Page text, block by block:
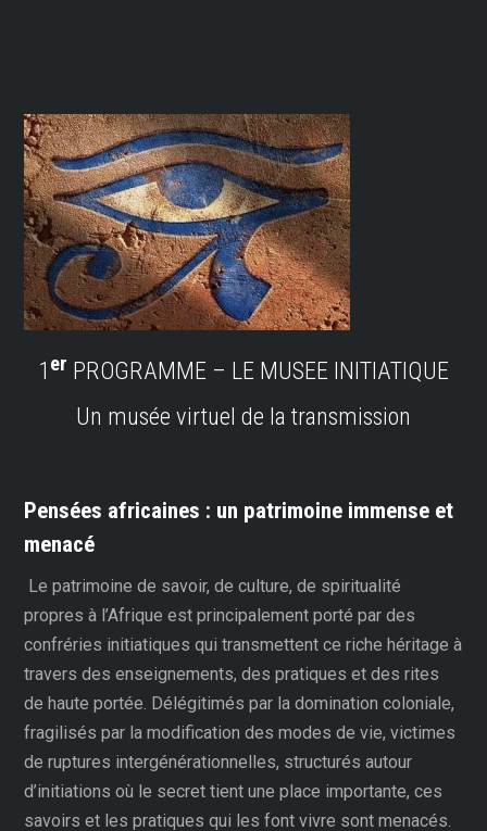
1 er PROGRAMME – LE MUSEE INITIATIQUE
Un musée virtuel de la transmission
Pensées africaines : un patrimoine immense et
menacé
Le patrimoine de savoir, de culture, de spiritualité
propres à l’Afrique est principalement porté par des
confréries initiatiques qui transmettent ce riche héritage à
travers des enseignements, des pratiques et des rites
de haute portée. Délégitimés par la domination coloniale,
fragilisés par la modification des modes de vie, victimes
de ruptures intergénérationnelles, structurés autour
d’initiations où le secret tient une place importante, ces
savoirs et les pratiques qui les font vivre sont menacés.